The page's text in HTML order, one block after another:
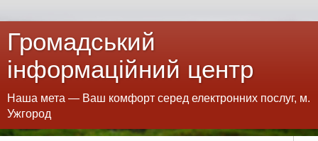
Громадський
інформаційний центр
Наша мета — Ваш комфорт серед електронних послуг, м.
Ужгород